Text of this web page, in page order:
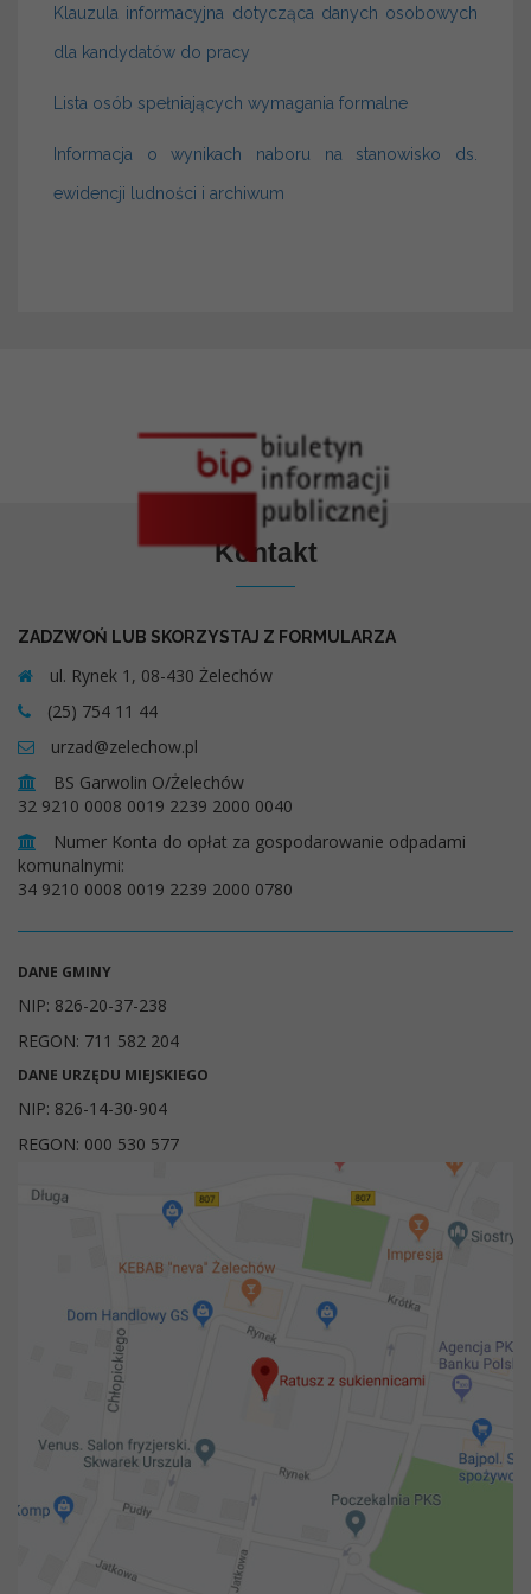
Klauzula informacyjna dotycząca danych osobowych
dla kandydatów do pracy
Lista osób spełniających wymagania formalne
Informacja o wynikach naboru na stanowisko ds.
ewidencji ludności i archiwum
Kontakt
ZADZWOŃ LUB SKORZYSTAJ Z FORMULARZA
ul. Rynek 1, 08-430 Żelechów
(25) 754 11 44
urzad@zelechow.pl
BS Garwolin O/Żelechów
32 9210 0008 0019 2239 2000 0040
Numer Konta do opłat za gospodarowanie odpadami
komunalnymi:
34 9210 0008 0019 2239 2000 0780
DANE GMINY
NIP: 826-20-37-238
REGON: 711 582 204
DANE URZĘDU MIEJSKIEGO
NIP: 826-14-30-904
REGON: 000 530 577